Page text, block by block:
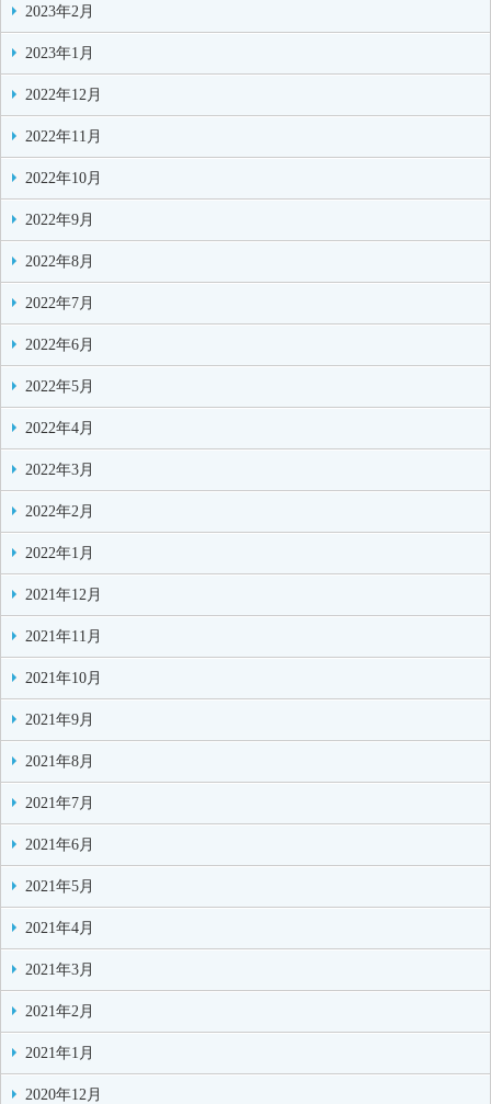
2023年2月
2023年1月
2022年12月
2022年11月
2022年10月
2022年9月
2022年8月
2022年7月
2022年6月
2022年5月
2022年4月
2022年3月
2022年2月
2022年1月
2021年12月
2021年11月
2021年10月
2021年9月
2021年8月
2021年7月
2021年6月
2021年5月
2021年4月
2021年3月
2021年2月
2021年1月
2020年12月